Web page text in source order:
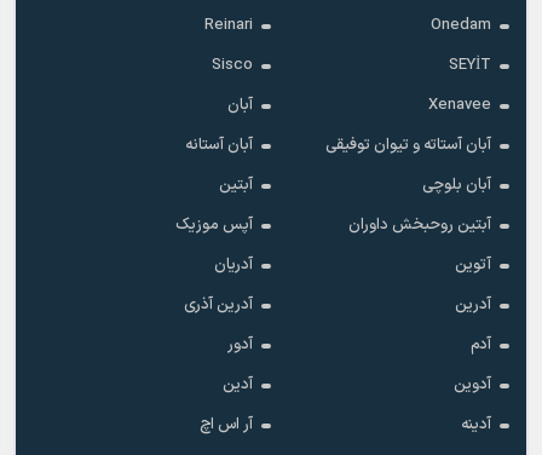
Onedam
Reinari
SEYİT
Sisco
Xenavee
آبان
آبان آستاته و تیوان توفیقی
آبان آستانه
آبان بلوچی
آبتین
آبتین روحبخش داوران
آپس موزیک
آتوین
آدریان
آدرین
آدرین آذری
آدم
آدور
آدوین
آدین
آدینه
آر اس اچ